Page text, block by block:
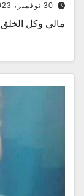
30 نوفمبر، 2023
مالي وكل الخلق